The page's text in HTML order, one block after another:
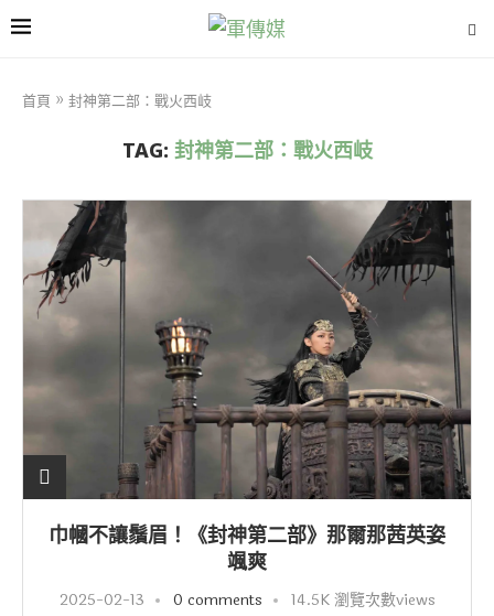
首頁 » 封神第二部：戰火西岐
TAG: 封神第二部：戰火西岐
巾幗不讓鬚眉！《封神第二部》那爾那茜英姿
颯爽
2025-02-13 0 comments 14.5K 瀏覽次數views